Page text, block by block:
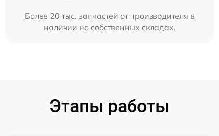
Более 20 тыс. запчастей от производителя в
наличии на собственных складах.
Этапы работы